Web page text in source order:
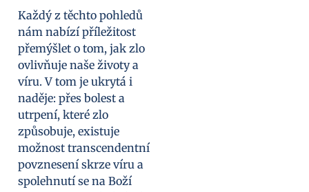
Každý z těchto pohledů
nám nabízí příležitost
přemýšlet o tom, jak zlo
ovlivňuje naše životy a
víru. V tom je ukrytá i
naděje: přes bolest a
utrpení, které zlo
způsobuje, existuje
možnost transcendentní
povznesení skrze víru a
spolehnutí se na Boží